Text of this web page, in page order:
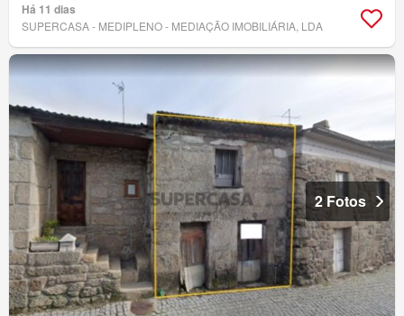
Há 11 dias
SUPERCASA - MEDIPLENO - MEDIAÇÃO IMOBILIÁRIA, LDA
2 Fotos